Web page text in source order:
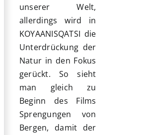
unserer Welt,
allerdings wird in
KOYAANISQATSI die
Unterdrückung der
Natur in den Fokus
gerückt. So sieht
man gleich zu
Beginn des Films
Sprengungen von
Bergen, damit der